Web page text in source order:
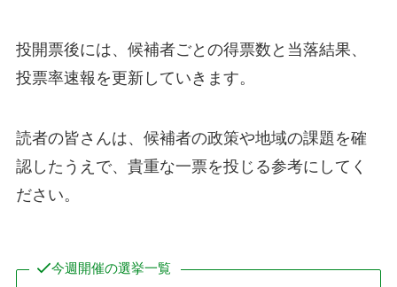
投開票後には、候補者ごとの得票数と当落結果、
投票率速報を更新していきます。
読者の皆さんは、候補者の政策や地域の課題を確
認したうえで、貴重な一票を投じる参考にしてく
ださい。
今週開催の選挙一覧